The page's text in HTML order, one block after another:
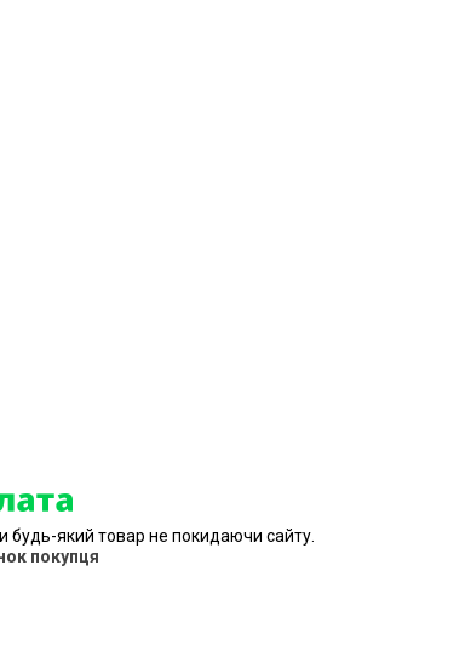
будь-який товар не покидаючи сайту.
покупця